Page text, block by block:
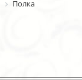
Полка